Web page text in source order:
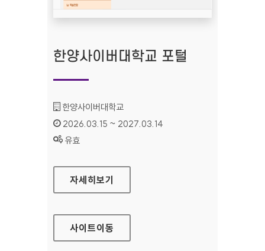
한양사이버대학교 포털
기관명 :
한양사이버대학교
인증기간 :
2026.03.15 ~ 2027.03.14
상태 :
유효
한양사이버대학교 포털
자세히보기
사이트이동